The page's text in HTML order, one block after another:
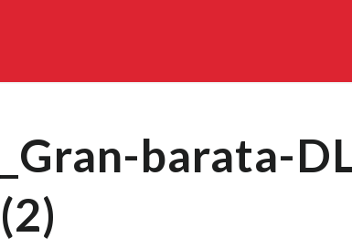
_Gran-barata-
(2)